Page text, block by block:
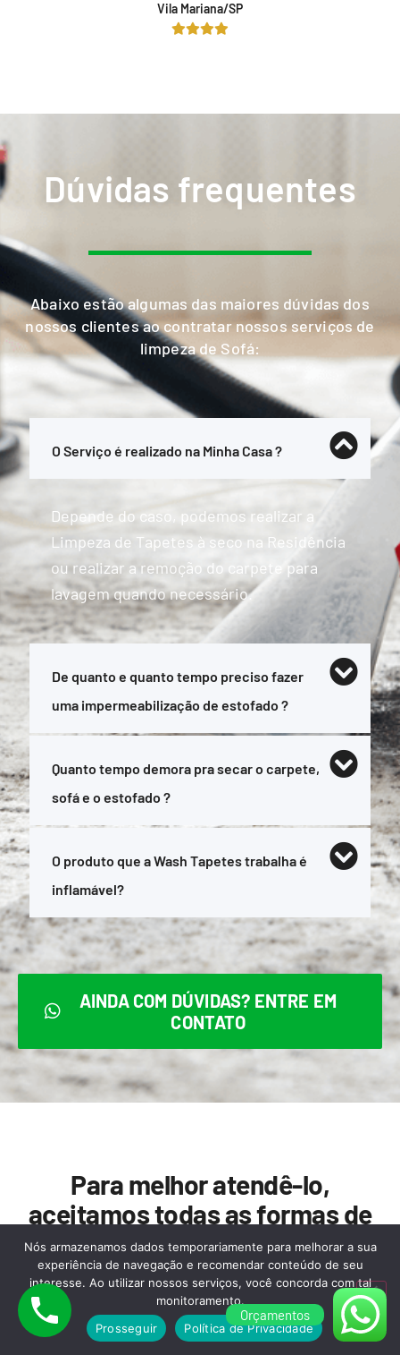
Vila Mariana/SP
Dúvidas frequentes
Abaixo estão algumas das maiores dúvidas dos
nossos clientes ao contratar nossos serviços de
limpeza de Sofá:
O Serviço é realizado na Minha Casa ?
Depende do caso, podemos realizar a
Limpeza de Tapetes à seco na Residência
ou realizar a remoção do carpete para
lavagem quando necessário.
De quanto e quanto tempo preciso fazer
uma impermeabilização de estofado ?
Quanto tempo demora pra secar o carpete,
sofá e o estofado ?
O produto que a Wash Tapetes trabalha é
inflamável?
AINDA COM DÚVIDAS? ENTRE EM
CONTATO
Para melhor atendê-lo,
aceitamos todas as formas de
pagamento abaixo:
Orçamentos
Nós armazenamos dados temporariamente para melhorar a sua
experiência de navegação e recomendar conteúdo de seu
interesse. Ao utilizar nossos serviços, você concorda com tal
monitoramento.
Prosseguir
Política de Privacidade